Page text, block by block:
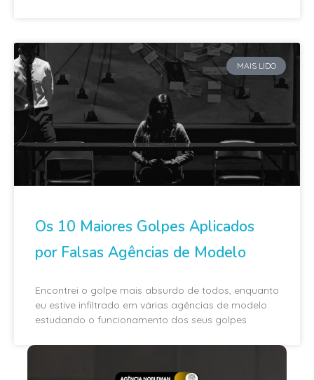
MAIS LIDO
Os 10 Maiores Golpes Aplicados
por Falsas Agências de Modelo
Encontrei o golpe mais absurdo de todos, enquanto
eu estive infiltrado em várias agências de modelo
estudando o funcionamento dos seus golpes